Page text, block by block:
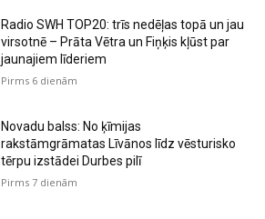
Radio SWH TOP20: trīs nedēļas topā un jau
virsotnē – Prāta Vētra un Fiņķis kļūst par
jaunajiem līderiem
Pirms 6 dienām
Novadu balss: No ķīmijas
rakstāmgrāmatas Līvānos līdz vēsturisko
tērpu izstādei Durbes pilī
Pirms 7 dienām